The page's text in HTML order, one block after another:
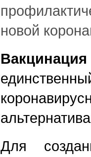
новой
Для